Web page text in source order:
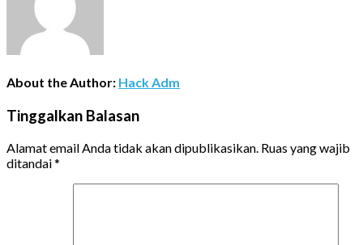
About the Author: Hack Adm
Tinggalkan Balasan
Alamat email Anda tidak akan dipublikasikan. Ruas yang wajib
ditandai*